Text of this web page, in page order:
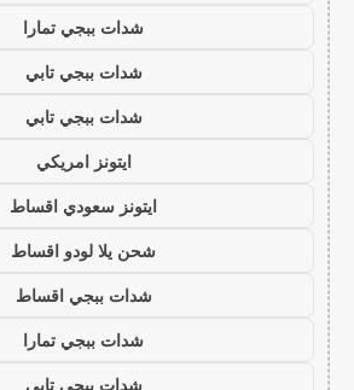
شدات ببجي تمارا
شدات ببجي تابي
شدات ببجي تابي
ايتونز امريكي
ايتونز سعودي اقساط
شحن يلا لودو اقساط
شدات ببجي اقساط
شدات ببجي تمارا
شدات ببجي تابي